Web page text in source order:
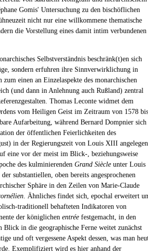
Gomis' Untersuchung zu den bischöflichen
nicht nur eine willkommene thematische
die Vorstellung eines damit intim verbundenen
Selbstverständnis beschränk(t)en sich
sondern erfuhren ihre Sinnverwirklichung in
einen an Einzelaspekte des monarchischen
(und dann in Anlehnung auch Rußland) zentral
Thomas Leconte widmet dem
vom Heiligen Geist im Zeitraum von 1578 bis
Aufarbeitung, während Bernard Dompnier sich
der öffentlichen Feierlichkeiten des
in der Regierungszeit von Louis XIII angelegen
eine vor der meist im Blick-, beziehungsweise
des kulminierenden Grand Siècle unter Louis
substantiellen, oben bereits angesprochenen
Sphäre in den Zeilen von Marie-Claude
. Ähnliches findet sich, epochal erweitert
traditionell behafteten Indikatoren von
der königlichen entrée festgemacht, in den
in die geographische Ferne weitet zunächst
und oft vergessene Aspekt dessen, was man
Exemplifiziert wird es hier anhand der